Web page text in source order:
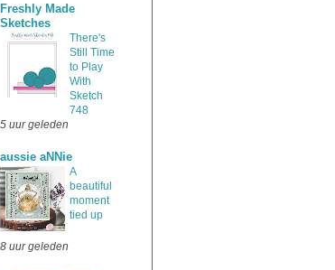
Freshly Made
Sketches
There's
Still Time
to Play
With
Sketch
748
5 uur geleden
aussie aNNie
A
beautiful
moment
tied up
8 uur geleden